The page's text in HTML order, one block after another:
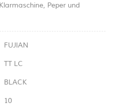
Peper und
FUJIAN
TT LC
BLACK
10